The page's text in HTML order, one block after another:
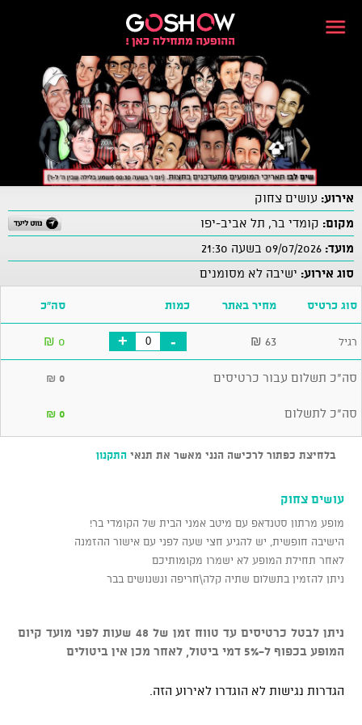
אירוע: עושים צחוק
מקום: קומדי בר, תל אביב-יפו
מועד:
סוג אירוע: ישיבה לא מסומנים
סוג כרטיס מחיר באתר כמות סה"כ
רגיל 63
₪
+ -
0
₪
סה"כ תשלום עבור כרטיסים 0
₪
סה"כ לתשלום 0
₪
בלחיצת כפתור לרכישה הנני מאשר את תנאיהתקנון
עושים צחוק
מופע מרתון סטנדאפ עם מיטב אמני הבית של הקומדי בר!
הישיבה חופשית, יש להגיע חצי שעה לפני עם אישור ההזמנה
לאחר תחילת המופע לא ישמרו מקומותיכם
ניתן להזמין בתשלום שתיה קלה\חריפה ונשנושים בבר
ניתן לבטל כרטיסים עד טווח זמן של 48 שעות לפני מועד קיום
המופע בכפוף ל-5% דמי ביטול, לאחר מכן אין ביטולים
הגדרות נגישות לא הוגדרו לאירוע הזה.